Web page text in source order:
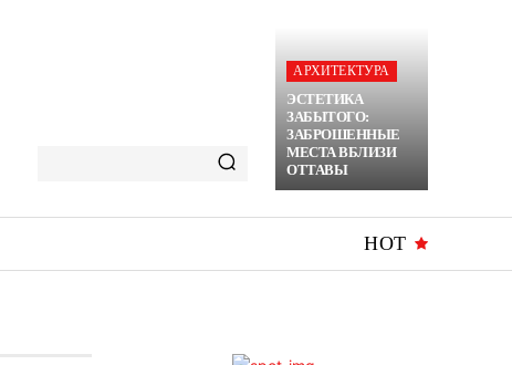
АРХИТЕКТУРА
ЭСТЕТИКА
ЗАБЫТОГО:
ЗАБРОШЕННЫЕ
МЕСТА ВБЛИЗИ
ОТТАВЫ
HOT